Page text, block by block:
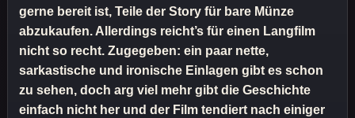
gerne bereit ist, Teile der Story für bare Münze
abzukaufen. Allerdings reicht’s für einen Langfilm
nicht so recht. Zugegeben: ein paar nette,
sarkastische und ironische Einlagen gibt es schon
zu sehen, doch arg viel mehr gibt die Geschichte
einfach nicht her und der Film tendiert nach einiger